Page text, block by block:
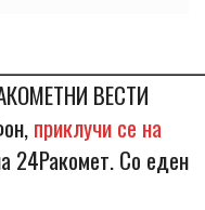
ВЕСТИ
приклучи се на
24Ракомет. Со еден